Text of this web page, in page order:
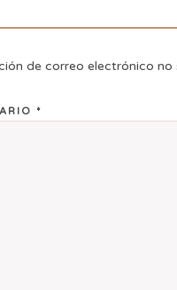
de correo electrónico no
*